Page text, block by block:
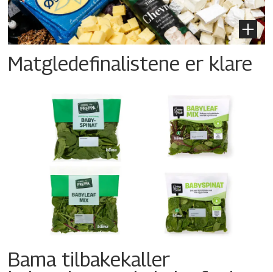
Matgledefinalistene er klare
Bama tilbakekaller